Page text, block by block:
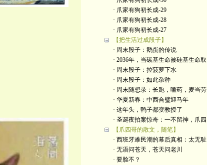
· 爪家有狗初长成-29
· 爪家有狗初长成-28
· 爪家有狗初长成-27
【把生活过成段子】
· 周末段子：鹅蛋的传说
· 2036年，当碳基生命被硅基生命取
· 周末段子：拉菠萝下水
· 周末段子：如此杂种
· 周末随想录：长跑，嗑药，麦当劳
· 华夏新春：中西合璧迎马年
· 这年头，鸭子都变教授了
· 圣诞夜拍案惊奇：一不留神，爪四
【爪四哥的散文，随笔】
· 西班牙难民潮的幕后真相：太无耻
· 无语问苍天，苍天问老川
· 要脸不？